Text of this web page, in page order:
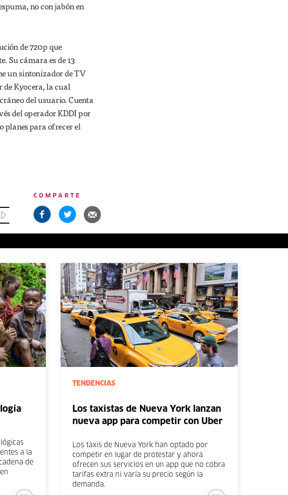
no con jabón en
de 720p que
Su cámara es de 13
un sintonizador de TV
de Kyocera, la cual
del usuario. Cuenta
del operador KDDI por
planes para ofrecer el
COMPARTE
a la
de
TENDENCIAS
Los taxistas de Nueva York lanzan
nueva app para competir con Uber
Los taxis de Nueva York han optado por
competir en lugar de protestar y ahora
ofrecen sus servicios en un app que no cobra
tarifas extra ni varía su precio según la
demanda.